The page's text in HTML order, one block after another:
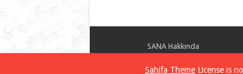
SANA Hakkında
Suriye Arap Haber Ajansı – SANA© 2026
Sahifa Theme License is